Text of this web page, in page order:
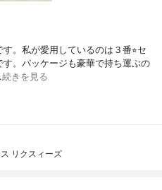
。私が愛用しているのは３番⭐︎セ
。パッケージも豪華で持ち運ぶの
続きを見る
リクスィーズ